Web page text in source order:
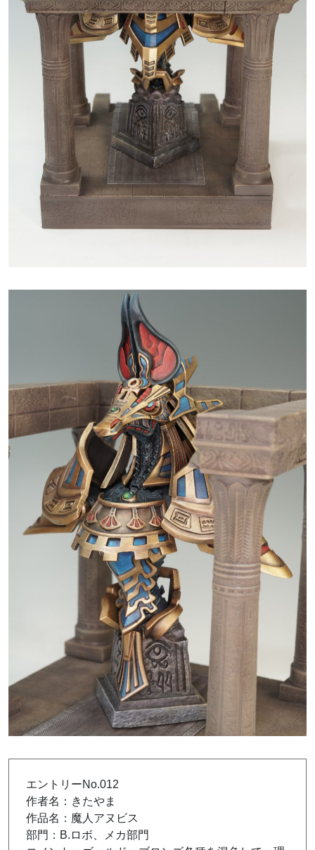
エントリーNo.012
作者名：きたやま
作品名：魔人アヌビス
部門：B.ロボ、メカ部門